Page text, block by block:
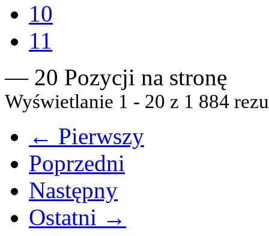
10
11
— 20 Pozycji na stronę
Wyświetlanie 1 - 20 z 1 884
← Pierwszy
Poprzedni
Następny
Ostatni →